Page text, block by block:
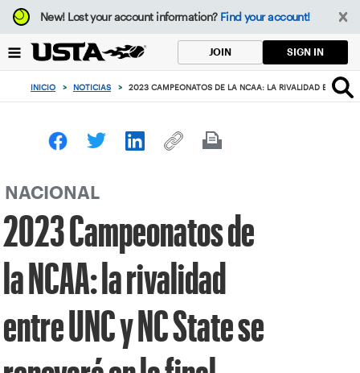
Enfoque
desde
botón
volver
principio
New!Lost your account information? Find your account!
JOIN SIGN IN
INICIO > NOTICIAS > 2023 CAMPEONATOS DE LA NCAA: LA RIVALIDAD ENTRE
NACIONAL
2023 Campeonatos de
la NCAA: la rivalidad
entre UNC y NC State se